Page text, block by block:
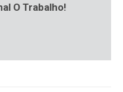
O Trabalho!